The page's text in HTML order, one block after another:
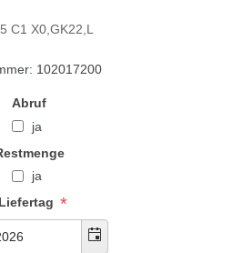
C1 X0,GK22,L
102017200
Abruf
ja
ja
Liefertag *